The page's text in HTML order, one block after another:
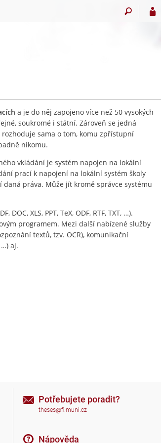
a je do něj zapojeno více než 50 vysokých
soukromé i státní. Zároveň se jedná
sama o tom, komu zpřístupní
nikomu.
vkládání je systém napojen na lokální
prací k napojení na lokální systém školy
práva. Může jít kromě správce systému
DOC, XLS, PPT, TeX, ODF, RTF, TXT, …).
programem. Mezi další nabízené služby
textů, tzv. OCR), komunikační
aj.
Potřebujete poradit?
theses@fi.muni.cz
Nápověda